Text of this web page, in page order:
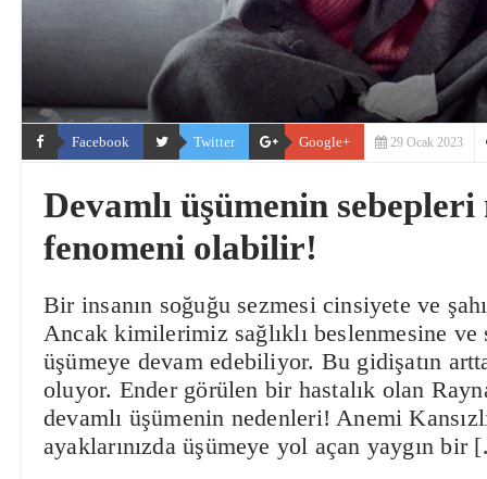
Facebook Twitter Google+ 29 Ocak 2023
Devamlı üşümenin
fenomeni olabilir!
Bir insanın soğuğu sezmesi cinsiyete ve
Ancak kimilerimiz sağlıklı beslenmesine ve
üşümeye devam edebiliyor. Bu gidişatın
oluyor. Ender görülen bir hastalık olan
devamlı üşümenin nedenleri! Anemi
ayaklarınızda üşümeye yol açan yaygın